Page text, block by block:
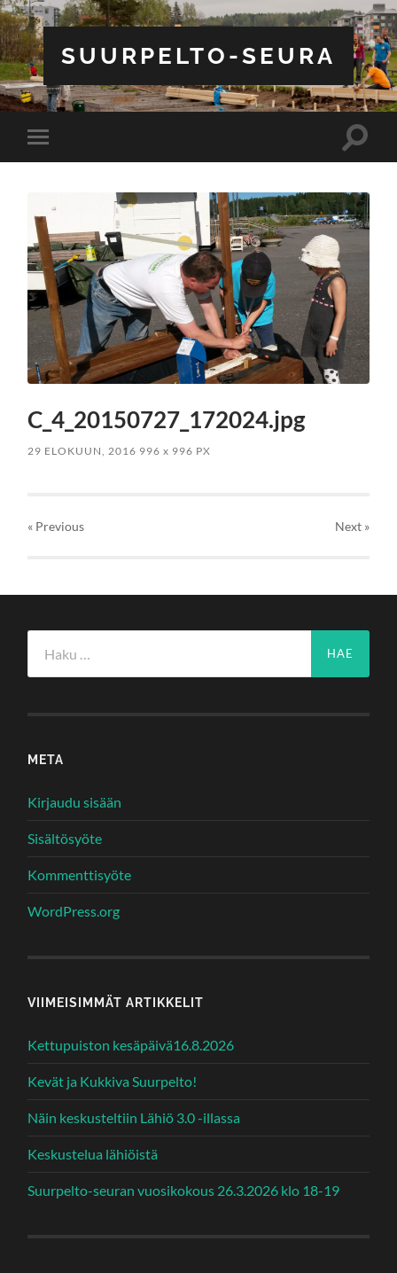
SUURPELTO-SEURA
Toggle
mobile
Toggle
C_4_20150727_172024.jpg
29 ELOKUUN, 2016 996x 996 PX
« Previous Next»
META
Kirjaudu sisään
Sisältösyöte
Kommenttisyöte
WordPress.org
VIIMEISIMMÄT ARTIKKELIT
Kettupuiston kesäpäivä16.8.2026
Kevät ja Kukkiva Suurpelto!
Näin keskusteltiin Lähiö 3.0 -illassa
Keskustelua lähiöistä
Suurpelto-seuran vuosikokous 26.3.2026 klo 18-19